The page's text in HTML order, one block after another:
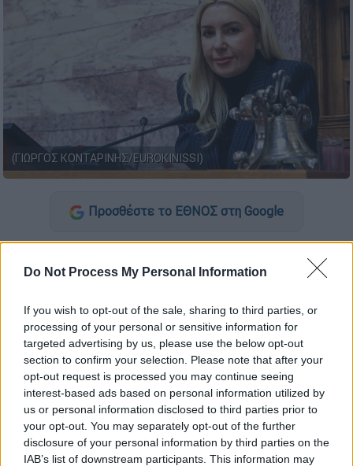
Do Not Process My Personal Information
If you wish to opt-out of the sale, sharing to third parties, or
processing of your personal or sensitive information for
targeted advertising by us, please use the below opt-out
section to confirm your selection. Please note that after your
opt-out request is processed you may continue seeing
interest-based ads based on personal information utilized by
us or personal information disclosed to third parties prior to
your opt-out. You may separately opt-out of the further
disclosure of your personal information by third parties on the
IAB’s list of downstream participants. This information may
(ΓΙΩΡΓΟΣ ΚΟΝΤΑΡΙΝΗΣ/EUROKINISSI)
Προσθέστε το ΕΘΝΟΣ στη Google
Σε συναγερμό τέθηκαν οι αστυνομικές Αρχές
των Σερρώνσήμερα το πρωί, έπειτα από
εκρηκτικού μηχανισμούστο πολιτικό
γραφείο της βουλευτή της Νέας
Δημοκρατίας, Φωτεινής Αραμπατζή.
Το περιστατικό καταγράφηκε γύρω στις 9:15
το πρωί, όταν άγνωστος κάλεσε με
απόκρυψη αριθμού στο γραφείο της
βουλευτή, όπως μεταδίδει τοlionnews.gr.